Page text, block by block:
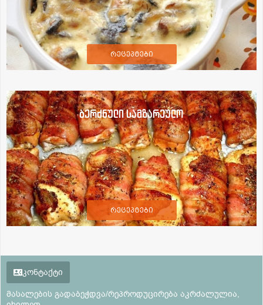
რეცეპტები
ბერძნული სამზარეულო
რეცეპტები
კონტაქტი
მასალების გადაბეჭდვა/რეპროდუცირება აკრძალულია,